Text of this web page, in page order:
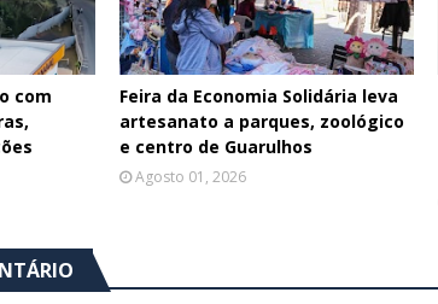
com
Feira da Economia Solidária leva
artesanato a parques, zoológico
e centro de Guarulhos
Agosto 01, 2026